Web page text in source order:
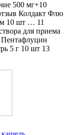
500 мг+10
Колдакт Флю
10 шт … 11
для приема
5 г 10 шт 13